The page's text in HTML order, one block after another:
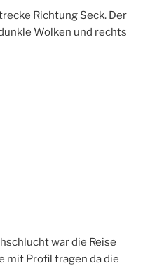
Richtung Seck. Der
Wolken und rechts
war die Reise
mit Profil tragen da die